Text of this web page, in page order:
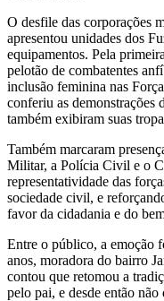
O desfile das corporações
apresentou unidades dos
equipamentos. Pela
pelotão de combatentes
inclusão feminina nas
conferiu as demonstrações
também exibiram suas
Também marcaram
Militar, a Polícia Civil e o
representatividade das
sociedade civil, e
favor da cidadania e do
Entre o público, a emoção
anos, moradora do bairro
contou que retomou a
pelo pai, e desde então